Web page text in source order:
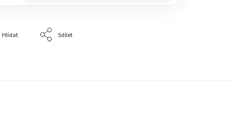
Hlídat Sdílet